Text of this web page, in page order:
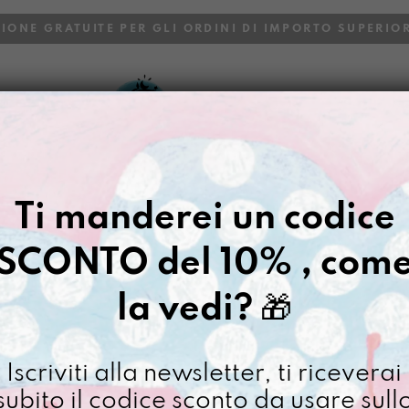
GRATUITE PER GLI ORDINI DI IMPORTO
LE
STAMPA A5 LA
CREATIVITÀ
Ti manderei un codice
del 10% ,
la vedi?🎁
Iscriviti alla newsletter, ti riceverai
il codice sconto da usare